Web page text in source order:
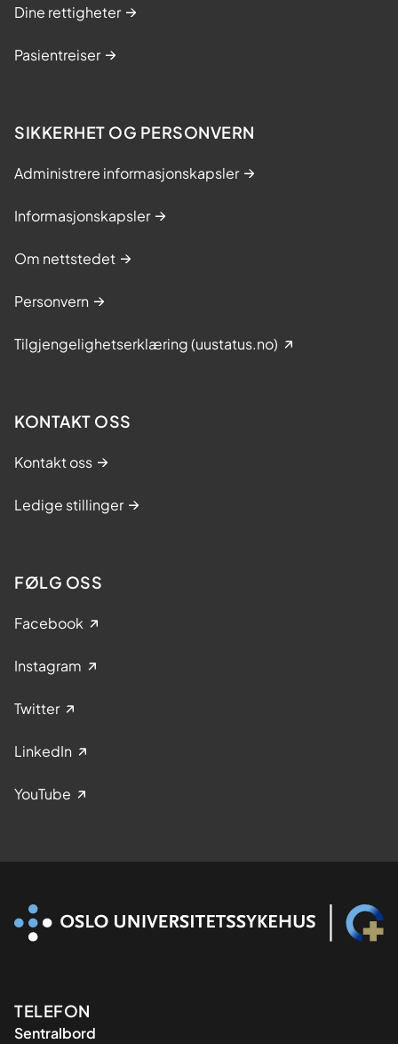
Dine rettigheter
Pasientreiser
SIKKERHET OG PERSONVERN
Administrere informasjonskapsler
Informasjonskapsler
Om nettstedet
Personvern
Tilgjengelighetserklæring (uustatus.no)
KONTAKT OSS
Kontakt oss
Ledige stillinger
FØLG OSS
Facebook
Instagram
Twitter
LinkedIn
YouTube
Kontaktinformasjon
TELEFON
Sentralbord